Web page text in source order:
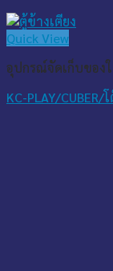
Quick View
อุปกรณ์จัดเก็บของ
KC-PLAY/